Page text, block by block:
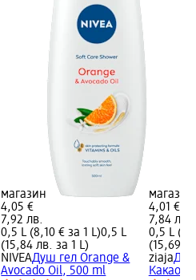
магазин
4,05 €
7,92 лв.
0,5 L (8,10 € за 1 L)0,5 L
(15,84 лв. за 1 L)
NIVEAДуш гел Orange &
Avocado Oil, 500 ml
магазин
4,01 €
7,84 лв.
0,5 L
(15,69
ziajaДуш
Какао,